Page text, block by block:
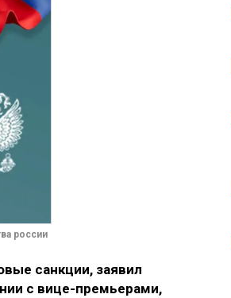
россии
санкции, заявил
с вице-премьерами,